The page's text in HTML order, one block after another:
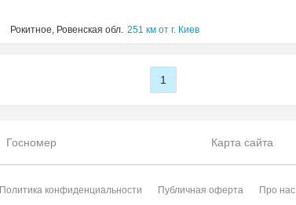
Рокитное, Ровенская обл. 251 км от г. Киев
1
Госномер Карта сайта
Политика конфиденциальности Публичная оферта Про нас